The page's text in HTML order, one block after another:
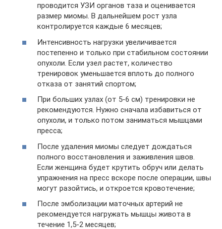
проводится УЗИ органов таза и оценивается
размер миомы. В дальнейшем рост узла
контролируется каждые 6 месяцев;
Интенсивность нагрузки увеличивается
постепенно и только при стабильном состоянии
опухоли. Если узел растет, количество
тренировок уменьшается вплоть до полного
отказа от занятий спортом;
При больших узлах (от 5-6 см) тренировки не
рекомендуются. Нужно сначала избавиться от
опухоли, и только потом заниматься мышцами
пресса;
После удаления миомы следует дождаться
полного восстановления и заживления швов.
Если женщина будет крутить обруч или делать
упражнения на пресс вскоре после операции, швы
могут разойтись, и откроется кровотечение;
После эмболизации маточных артерий не
рекомендуется нагружать мышцы живота в
течение 1,5-2 месяцев;